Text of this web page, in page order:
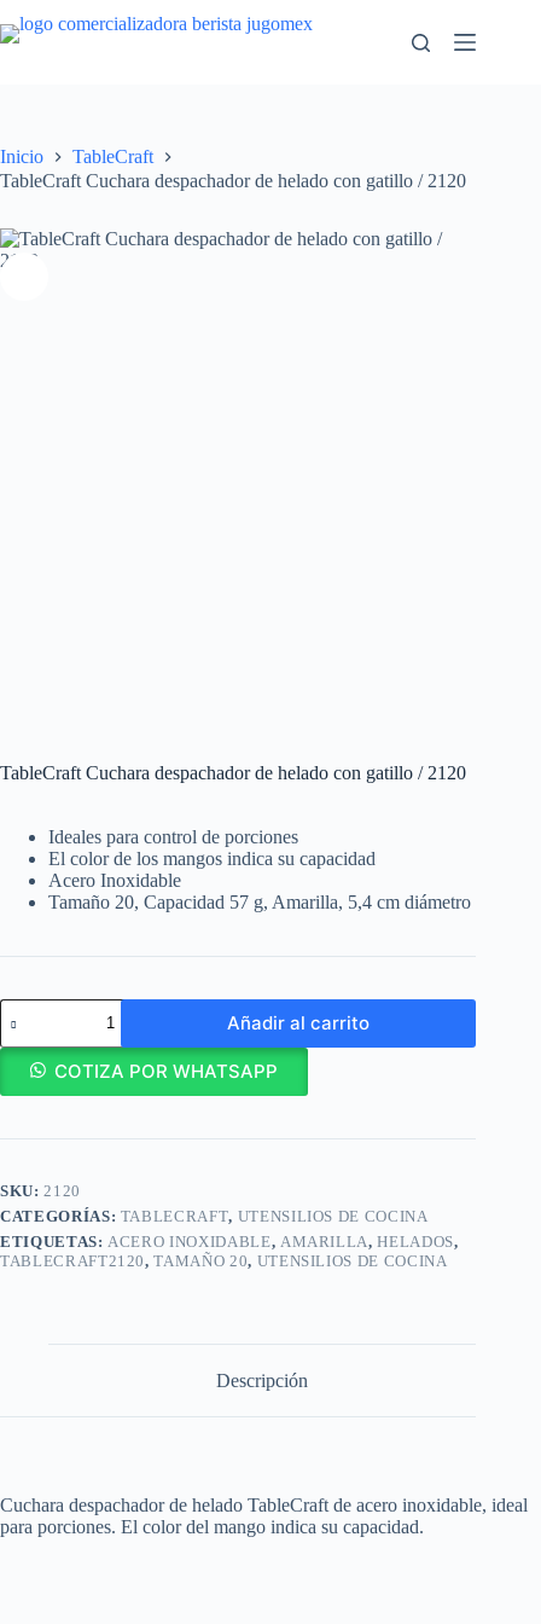
al
Inicio
TableCraft
TableCraft Cuchara despachador de helado con gatillo / 2120
TableCraft Cuchara despachador de helado con gatillo / 2120
Ideales para control de porciones
El color de los mangos indica su capacidad
Acero Inoxidable
Tamaño 20, Capacidad 57 g, Amarilla, 5,4 cm diámetro
TableCraft
Cuchara
despachador
helado
cantidad
Añadir al carrito
COTIZA POR WHATSAPP
SKU: 2120
CATEGORÍAS: TABLECRAFT, UTENSILIOS DE COCINA
ETIQUETAS: ACERO INOXIDABLE, AMARILLA,HELADOS,
TABLECRAFT2120,TAMAÑO 20, UTENSILIOS DE COCINA
Descripción
Cuchara despachador de helado TableCraft de acero inoxidable, ideal
para porciones. El color del mango indica su capacidad.